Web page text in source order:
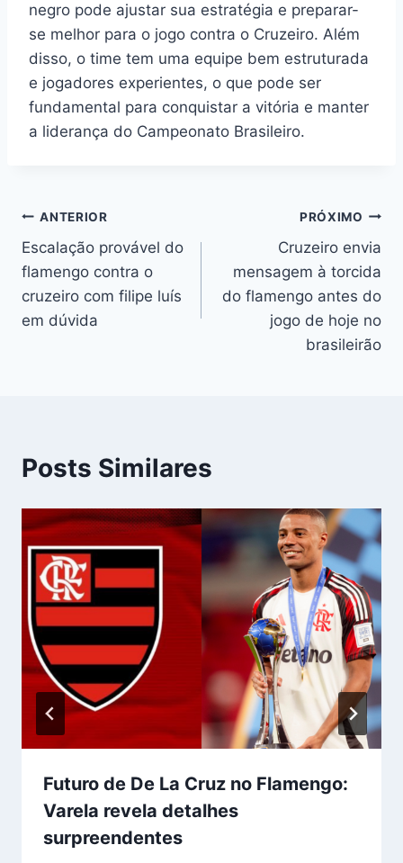
negro pode ajustar sua estratégia e preparar-
se melhor para o jogo contra o Cruzeiro. Além
disso, o time tem uma equipe bem estruturada
e jogadores experientes, o que pode ser
fundamental para conquistar a vitória e manter
a liderança do Campeonato Brasileiro.
Navegação
de
Post
ANTERIOR
Escalação provável do
flamengo contra o
cruzeiro com filipe luís
em dúvida
PRÓXIMO
Cruzeiro envia
mensagem à torcida
do flamengo antes do
jogo de hoje no
brasileirão
Posts Similares
Futuro de De La Cruz no Flamengo:
Varela revela detalhes
surpreendentes